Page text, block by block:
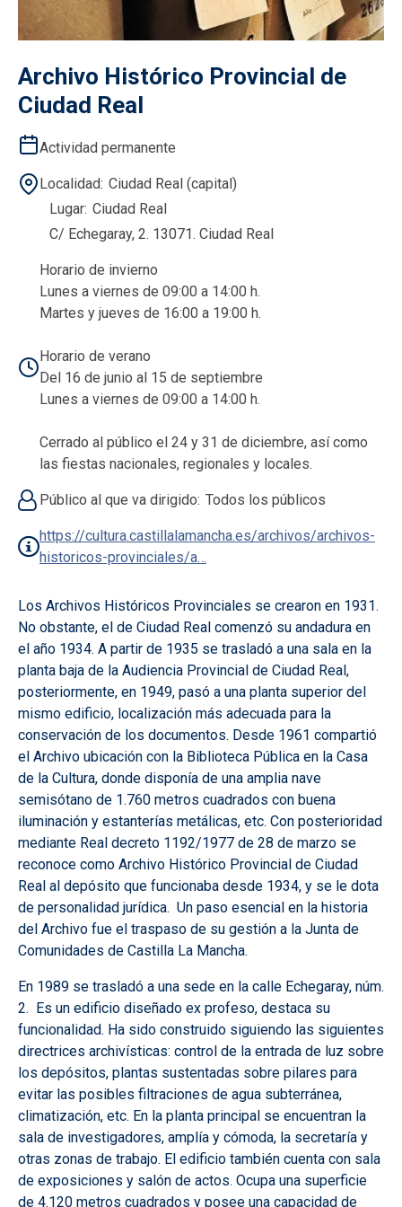
Archivo Histórico Provincial de
Ciudad Real
Actividad permanente
Localidad Ciudad Real (capital)
Lugar Ciudad Real
C/ Echegaray, 2. 13071. Ciudad Real
Horario de invierno
Lunes a viernes de 09:00 a 14:00 h.
Martes y jueves de 16:00 a 19:00 h.
Horario de verano
Del 16 de junio al 15 de septiembre
Lunes a viernes de 09:00 a 14:00 h.
Cerrado al público el 24 y 31 de diciembre, así como
las fiestas nacionales, regionales y locales.
Público al que va dirigido Todos los públicos
https://cultura.castillalamancha.es/archivos/archivos-
historicos-provinciales/a…
Los Archivos Históricos Provinciales se crearon en 1931.
No obstante, el de Ciudad Real comenzó su andadura en
el año 1934. A partir de 1935 se trasladó a una sala en la
planta baja de la Audiencia Provincial de Ciudad Real,
posteriormente, en 1949, pasó a una planta superior del
mismo edificio, localización más adecuada para la
conservación de los documentos. Desde 1961 compartió
el Archivo ubicación con la Biblioteca Pública en la Casa
de la Cultura, donde disponía de una amplia nave
semisótano de 1.760 metros cuadrados con buena
iluminación y estanterías metálicas, etc. Con posterioridad
mediante Real decreto 1192/1977 de 28 de marzo se
reconoce como Archivo Histórico Provincial de Ciudad
Real al depósito que funcionaba desde 1934, y se le dota
de personalidad jurídica. Un paso esencial en la historia
del Archivo fue el traspaso de su gestión a la Junta de
Comunidades de Castilla La Mancha.
En 1989 se trasladó a una sede en la calle Echegaray, núm.
2. Es un edificio diseñado ex profeso, destaca su
funcionalidad. Ha sido construido siguiendo las siguientes
directrices archivísticas: control de la entrada de luz sobre
los depósitos, plantas sustentadas sobre pilares para
evitar las posibles filtraciones de agua subterránea,
climatización, etc. En la planta principal se encuentran la
sala de investigadores, amplía y cómoda, la secretaría y
otras zonas de trabajo. El edificio también cuenta con sala
de exposiciones y salón de actos. Ocupa una superficie
de 4.120 metros cuadrados y posee una capacidad de